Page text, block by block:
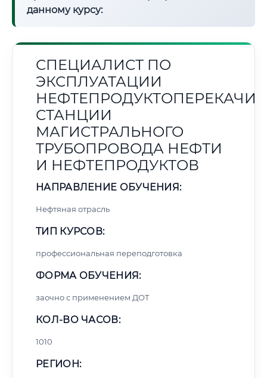
данному курсу:
СПЕЦИАЛИСТ ПО
ЭКСПЛУАТАЦИИ
СТАНЦИИ
МАГИСТРАЛЬНОГО
ТРУБОПРОВОДА НЕФТИ
И НЕФТЕПРОДУКТОВ
НАПРАВЛЕНИЕ ОБУЧЕНИЯ:
Нефтяная отрасль
ТИП КУРСОВ:
профессиональная переподготовка
ФОРМА ОБУЧЕНИЯ:
заочно с применением ДОТ
КОЛ-ВО ЧАСОВ:
1010
РЕГИОН: